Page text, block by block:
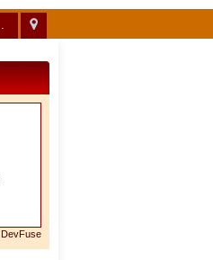
DevFuse